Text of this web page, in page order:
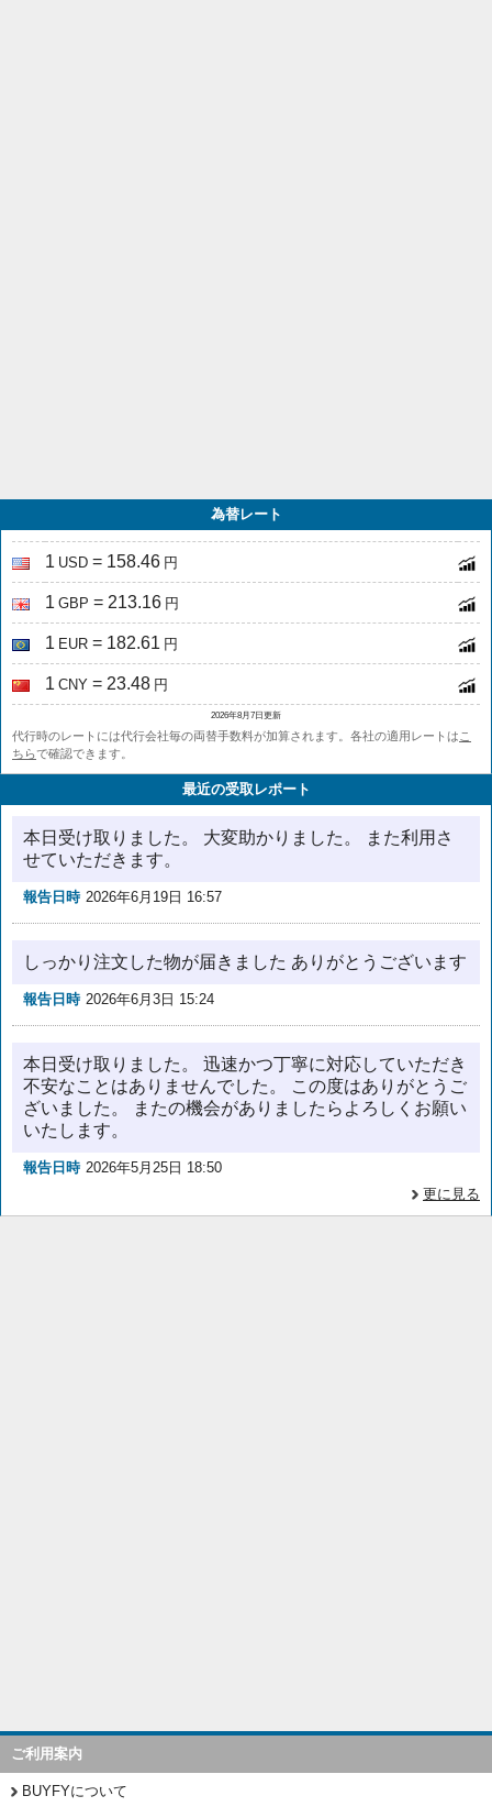
為替レート
1 USD = 158.46 円
1 GBP = 213.16 円
1 EUR = 182.61 円
1 CNY = 23.48 円
2026年8月7日更新
代行時のレートには代行会社毎の両替手数料が加算されます。各社の適用レートは こ
ちらで確認できます。
最近の受取レポート
本日受け取りました。 大変助かりました。 また利用さ
せていただきます。
報告日時 2026年6月19日 16:57
しっかり注文した物が届きました ありがとうございます
報告日時 2026年6月3日 15:24
本日受け取りました。 迅速かつ丁寧に対応していただき
不安なことはありませんでした。 この度はありがとうご
ざいました。 またの機会がありましたらよろしくお願い
いたします。
報告日時 2026年5月25日 18:50
更に見る
ご利用案内
BUYFYについて